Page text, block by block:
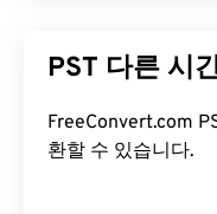
PST 다른 시
FreeConvert.com
환할 수 있습니다.